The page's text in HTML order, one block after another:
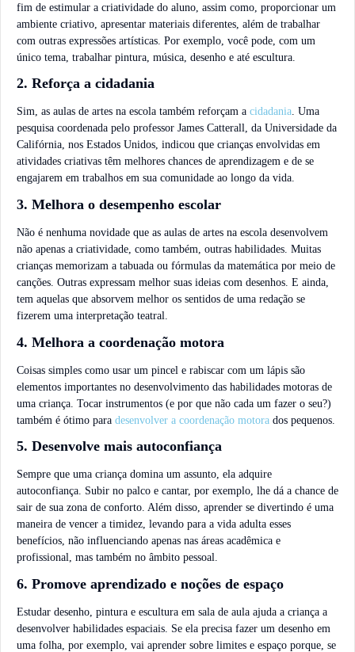
fim de estimular a criatividade do aluno, assim como, proporcionar um
ambiente criativo, apresentar materiais diferentes, além de trabalhar
com outras expressões artísticas. Por exemplo, você pode, com um
único tema, trabalhar pintura, música, desenho e até escultura.
2. Reforça a cidadania
Sim, as aulas de artes na escola também reforçam a cidadania. Uma
pesquisa coordenada pelo professor James Catterall, da Universidade da
Califórnia, nos Estados Unidos, indicou que crianças envolvidas em
atividades criativas têm melhores chances de aprendizagem e de se
engajarem em trabalhos em sua comunidade ao longo da vida.
3. Melhora o desempenho escolar
Não é nenhuma novidade que as aulas de artes na escola desenvolvem
não apenas a criatividade, como também, outras habilidades. Muitas
crianças memorizam a tabuada ou fórmulas da matemática por meio de
canções. Outras expressam melhor suas ideias com desenhos. E ainda,
tem aquelas que absorvem melhor os sentidos de uma redação se
fizerem uma interpretação teatral.
4. Melhora a coordenação motora
Coisas simples como usar um pincel e rabiscar com um lápis são
elementos importantes no desenvolvimento das habilidades motoras de
uma criança. Tocar instrumentos (e por que não cada um fazer o seu?)
também é ótimo para desenvolver a coordenação motora dos pequenos.
5. Desenvolve mais autoconfiança
Sempre que uma criança domina um assunto, ela adquire
autoconfiança. Subir no palco e cantar, por exemplo, lhe dá a chance de
sair de sua zona de conforto. Além disso, aprender se divertindo é uma
maneira de vencer a timidez, levando para a vida adulta esses
benefícios, não influenciando apenas nas áreas acadêmica e
profissional, mas também no âmbito pessoal.
6. Promove aprendizado e noções de espaço
Estudar desenho, pintura e escultura em sala de aula ajuda a criança a
desenvolver habilidades espaciais. Se ela precisa fazer um desenho em
uma folha, por exemplo, vai aprender sobre limites e espaço porque, se